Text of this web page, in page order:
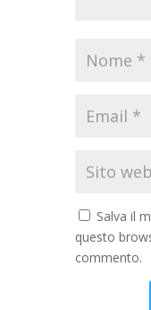
Salva il
questo
commento.